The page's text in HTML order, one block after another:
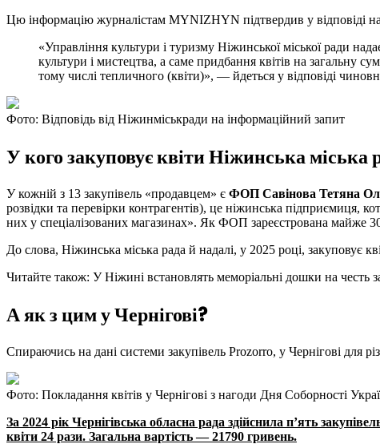
Цю інформацію журналістам MYNIZHYN підтвердив у відповіді
«Управління культури і туризму Ніжинської міської ради
культури і мистецтва, а саме придбання квітів на
тому числі тепличного (квіти)», — йдеться у відповіді
Фото: Відповідь від Ніжинміськради на інформаційний запит
У кого закуповує квіти Ніжинська міська
У кожній з 13 закупівель «продавцем» є ФОП Савінова Тетяна
розвідки та перевірки контрагентів), це ніжинська підприємиця,
них у спеціалізованих магазинах». Як ФОП зареєстрована майже
До слова, Ніжинська міська рада й надалі, у 2025 році, закуповує
Читайте також: У Ніжині встановлять меморіальні дошки на честь
А як з цим у Чернігові?
Спираючись на дані системи закупівель Prozorro, у Чернігові для
Фото: Покладання квітів у Чернігові з нагоди Дня Соборності
За 2024 рік Чернігівська обласна рада здійснила п’ять
квіти 24 рази. Загальна вартість — 21790 гривень.